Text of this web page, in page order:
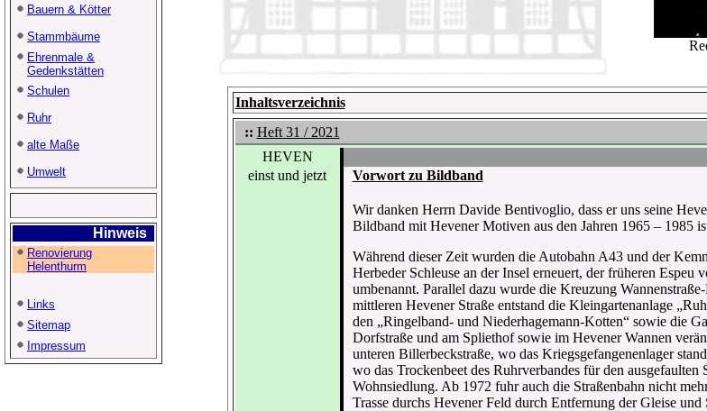
Bauern & Kötter
Stammbäume
Ehrenmale &
Gedenkstätten
Schulen
Ruhr
alte Maße
Umwelt
Hinweis
Renovierung
Helenthurm
Links
Sitemap
Impressum
Inhaltsverzeichnis
:: Heft 31 / 2021
HEVEN
einst und jetzt
Vorwort zu Bildband
Wir danken Herrn Davide Bentivoglio, dass er uns seine
Bildband mit Hevener Motiven aus den Jahren 1965 – 1985
Während dieser Zeit wurden die Autobahn A43 und der
Herbeder Schleuse an der Insel erneuert, der früheren
umbenannt. Parallel dazu wurde die Kreuzung
mittleren Hevener Straße entstand die Kleingartenanlage
den „Ringelband- und Niederhagemann-Kotten“ sowie die
Dorfstraße und am Spliethof sowie im Hevener Wannen
unteren Billerbeckstraße, wo das Kriegsgefangenenlager
wo das Trockenbeet des Ruhrverbandes für den
Wohnsiedlung. Ab 1972 fuhr auch die Straßenbahn nicht
Trasse durchs Hevener Feld durch Entfernung der Gleise